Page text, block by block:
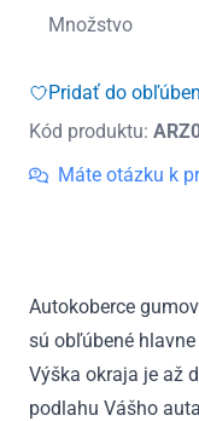
Množstvo
množstvo
gumové
zvýšeným
okrajom
X117
2013
-
2019
Pridať do
Kód produktu:
Máte otázku k
Autokoberce
sú obľúbené
Výška okraja je až
podlahu Vášho